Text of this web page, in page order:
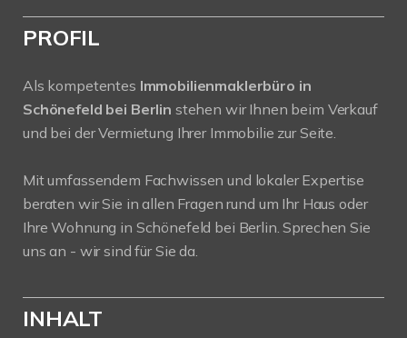
PROFIL
Als kompetentes Immobilienmaklerbüro in
Schönefeld bei Berlin stehen wir Ihnen beim Verkauf
und bei der Vermietung Ihrer Immobilie zur Seite.
Mit umfassendem Fachwissen und lokaler Expertise
beraten wir Sie in allen Fragen rund um Ihr Haus oder
Ihre Wohnung in Schönefeld bei Berlin. Sprechen Sie
uns an - wir sind für Sie da.
INHALT